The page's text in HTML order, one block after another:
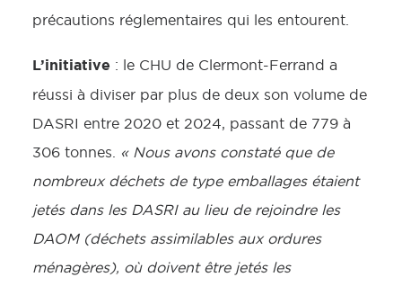
précautions réglementaires qui les entourent.
L’initiative : le CHU de Clermont-Ferrand a
réussi à diviser par plus de deux son volume de
DASRI entre 2020 et 2024, passant de 779 à
306 tonnes.
« Nous avons constaté que de
nombreux déchets de type emballages étaient
jetés dans les DASRI au lieu de rejoindre les
DAOM (déchets assimilables aux ordures
ménagères), où doivent être jetés les